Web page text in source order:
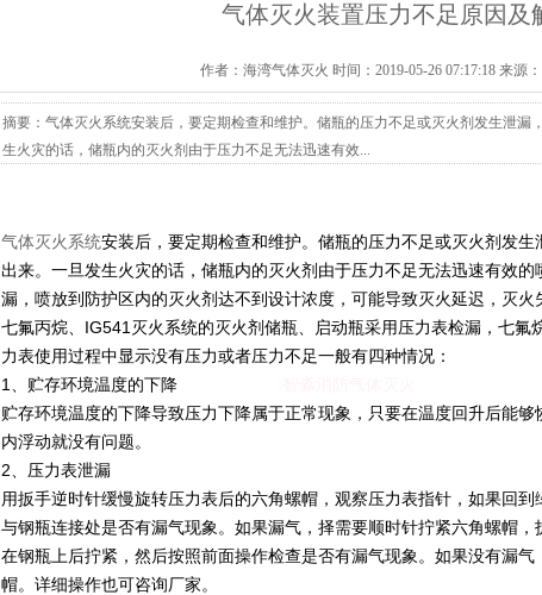
气体灭火装置压力不足原因及
作者：海湾气体灭火 时间：2019-05-26 07:17:18 来源
摘要：气体灭火系统安装后，要定期检查和维护。储瓶的压力不足或灭火剂发生泄漏
生火灾的话，储瓶内的灭火剂由于压力不足无法迅速有效...
气体灭火系统安装后，要定期检查和维护。储瓶的压力不足或灭火剂发
出来。一旦发生火灾的话，储瓶内的灭火剂由于压力不足无法迅速有效
漏，喷放到防护区内的灭火剂达不到设计浓度，可能导致灭火延迟，灭火
七氟丙烷、IG541灭火系统的灭火剂储瓶、启动瓶采用压力表检漏，七氟
力表使用过程中显示没有压力或者压力不足一般有四种情况：
1、贮存环境温度的下降
贮存环境温度的下降导致压力下降属于正常现象，只要在温度回升后能
内浮动就没有问题。
2、压力表泄漏
用扳手逆时针缓慢旋转压力表后的六角螺帽，观察压力表指针，如果回
与钢瓶连接处是否有漏气现象。如果漏气，择需要顺时针拧紧六角螺帽
在钢瓶上后拧紧，然后按照前面操作检查是否有漏气现象。如果没有漏
帽。详细操作也可咨询厂家。